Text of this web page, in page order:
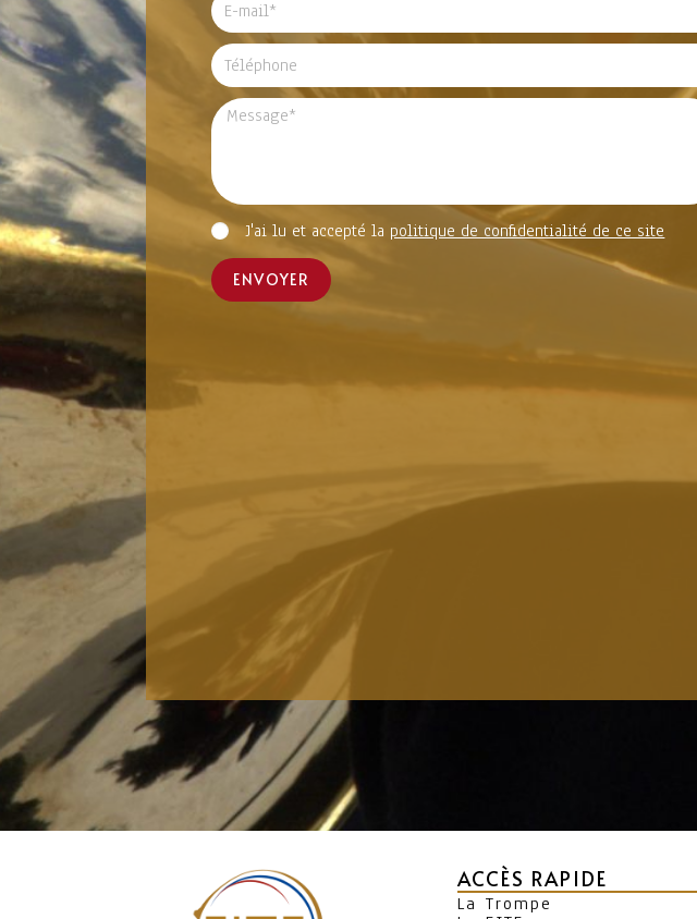
J'ai lu et accepté la politique de confidentialité de ce site
ENVOYER
ACCÈS RAPIDE
La Trompe